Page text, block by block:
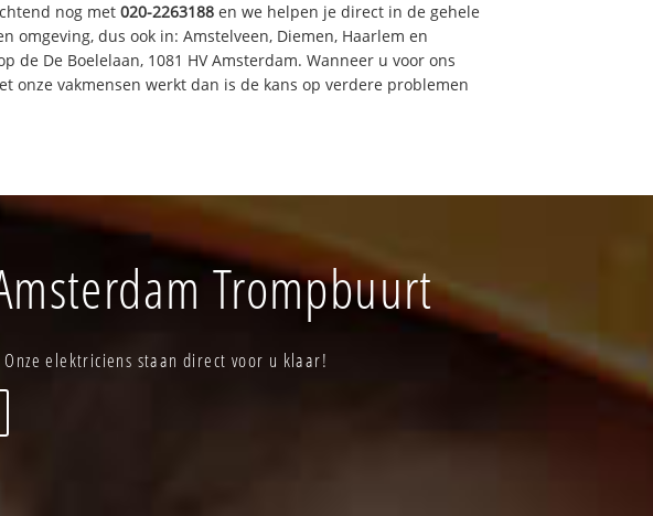
nog met 020-2263188 en we helpen je direct in de gehele
omgeving, dus ook in: Amstelveen, Diemen, Haarlem en
de De Boelelaan, 1081 HV Amsterdam. Wanneer u voor ons
onze vakmensen werkt dan is de kans op verdere problemen
Trompbuurt
elektriciens staan direct voor u klaar!